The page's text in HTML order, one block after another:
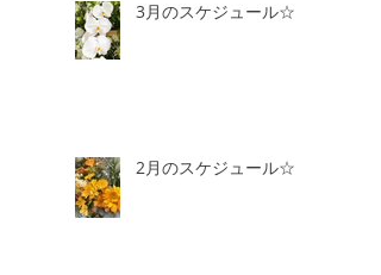
3月のスケジュール☆
2月のスケジュール☆